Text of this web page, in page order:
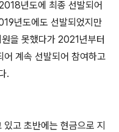
년도에 최종 선발되어
년도에도 선발되었지만
을 못했다가 2021년부터
어 계속 선발되어 참여하고
.
고 초반에는 현금으로 지